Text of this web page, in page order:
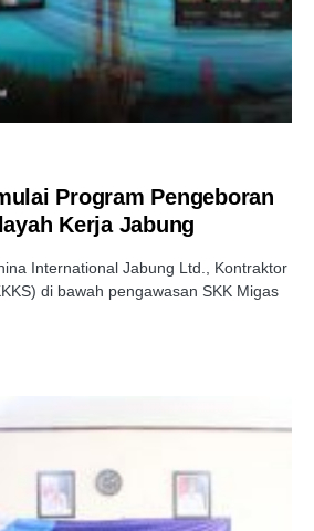
Program Pengeboran
Kerja Jabung
International Jabung Ltd., Kontraktor
di bawah pengawasan SKK Migas